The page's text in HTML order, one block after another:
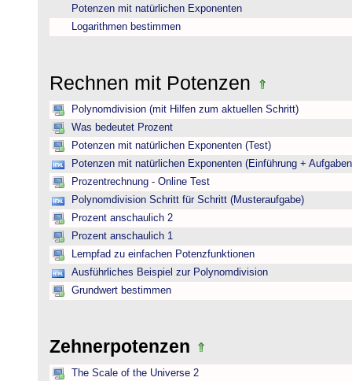
Potenzen mit natürlichen Exponenten
Logarithmen bestimmen
Rechnen mit Potenzen
Polynomdivision (mit Hilfen zum aktuellen Schritt)
Was bedeutet Prozent
Potenzen mit natürlichen Exponenten (Test)
Potenzen mit natürlichen Exponenten (Einführung +
Prozentrechnung - Online Test
Polynomdivision Schritt für Schritt (Musteraufgabe)
Prozent anschaulich 2
Prozent anschaulich 1
Lernpfad zu einfachen Potenzfunktionen
Ausführliches Beispiel zur Polynomdivision
Grundwert bestimmen
Zehnerpotenzen
The Scale of the Universe 2